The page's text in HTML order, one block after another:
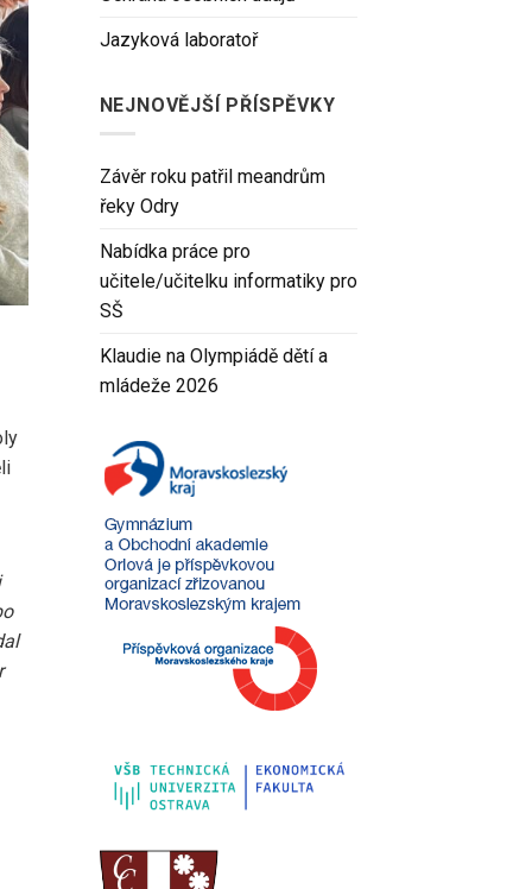
Jazyková laboratoř
NEJNOVĚJŠÍ PŘÍSPĚVKY
Závěr roku patřil meandrům
řeky Odry
Nabídka práce pro
učitele/učitelku informatiky pro
SŠ
Klaudie na Olympiádě dětí a
mládeže 2026